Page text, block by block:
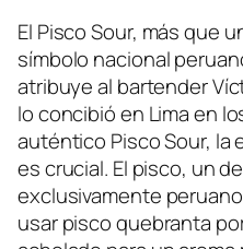
El Pisco Sour, más que
símbolo nacional
atribuye al bartender
lo concibió en Lima en
auténtico Pisco Sour,
es crucial. El pisco, un
exclusivamente
usar pisco quebranta